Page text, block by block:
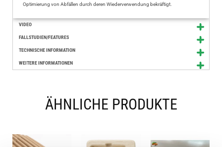
Optimierung von Abfällen durch deren Wiederverwendung bekräftigt.
VIDEO
FALLSTUDIEN/FEATURES
TECHNISCHE INFORMATION
WEITERE INFORMATIONEN
ÄHNLICHE PRODUKTE